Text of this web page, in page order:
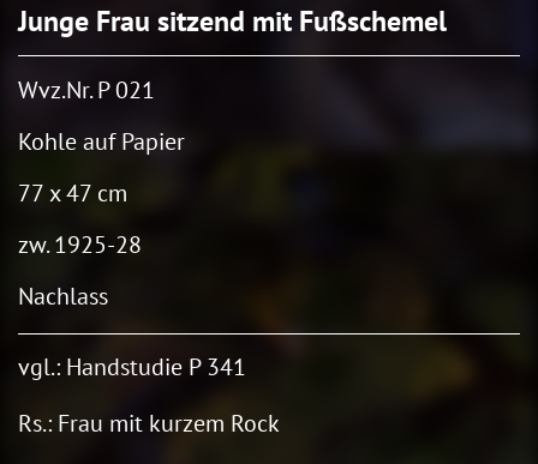
Junge Frau sitzend mit Fußschemel
Wvz.Nr. P 021
Kohle auf Papier
77 x 47 cm
zw. 1925-28
Nachlass
vgl.: Handstudie P 341
Rs.: Frau mit kurzem Rock